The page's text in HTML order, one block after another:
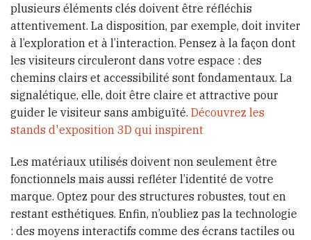
plusieurs éléments clés doivent être réfléchis
attentivement. La disposition, par exemple, doit inviter
à l’exploration et à l’interaction. Pensez à la façon dont
les visiteurs circuleront dans votre espace : des
chemins clairs et accessibilité sont fondamentaux. La
signalétique, elle, doit être claire et attractive pour
guider le visiteur sans ambiguïté. Découvrez les
stands d'exposition 3D qui inspirent
Les matériaux utilisés doivent non seulement être
fonctionnels mais aussi refléter l’identité de votre
marque. Optez pour des structures robustes, tout en
restant esthétiques. Enfin, n’oubliez pas la technologie
: des moyens interactifs comme des écrans tactiles ou